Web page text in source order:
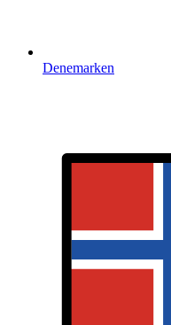
Denemarken